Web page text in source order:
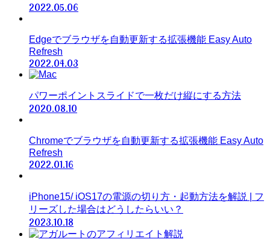
2022.05.06
Edgeでブラウザを自動更新する拡張機能 Easy Auto
Refresh
2022.04.03
パワーポイントスライドで一枚だけ縦にする方法
2020.08.10
Chromeでブラウザを自動更新する拡張機能 Easy Auto
Refresh
2022.01.16
iPhone15/ iOS17の電源の切り方・起動方法を解説 | フ
リーズした場合はどうしたらいい？
2023.10.18